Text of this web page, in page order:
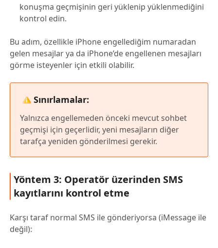
konuşma geçmişinin geri yüklenip yüklenmediğini
kontrol edin.
Bu adım, özellikle iPhone engellediğim numaradan
gelen mesajlar ya da iPhone’de engellenen mesajları
görme isteyenler için etkili olabilir.
Sınırlamalar:
Yalnızca engellemeden önceki mevcut sohbet
geçmişi için geçerlidir, yeni mesajların diğer
tarafça yeniden gönderilmesi gerekir.
Yöntem 3: Operatör üzerinden SMS
kayıtlarını kontrol etme
Karşı taraf normal SMS ile gönderiyorsa (iMessage ile
değil):